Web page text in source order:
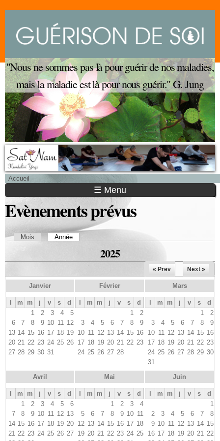
"Nous ne sommes pas là pour guérir de nos maladies,
mais la maladie est là pour nous guérir." G. Jung
Menu principal
Accueil
Vous êtes ici ☰ Menu
Evènements prévus
Onglets principaux
Mois Année
2025
« Prev Next »
Janvier
m m j v s
d
1
2 3 4
5
6
7 8 9 10 11 12
13 14 15 16 17 18 19
20 21 22 23 24 25 26
27 28 29 30 31
Février
m m j v s
d
1
2
3
4 5 6 7 8
9
10 11 12 13 14 15 16
17 18 19 20 21 22 23
24 25 26 27 28
Mars
m m j v s
d
1
2
3
4 5 6 7 8
9
10 11 12 13 14 15 16
17 18 19 20 21 22 23
24 25 26 27 28 29 30
31
Avril
m m j v s
d
1
2 3 4 5
6
7
8 9 10 11 12 13
14 15 16 17 18 19 20
21 22 23 24 25 26 27
Mai
m m j v s
d
1
2 3
4
5
6 7 8 9 10 11
12 13 14 15 16 17 18
19 20 21 22 23 24 25
Juin
m m j v s
d
1
2
3 4 5 6 7
8
9 10 11 12 13 14 15
16 17 18 19 20 21 22